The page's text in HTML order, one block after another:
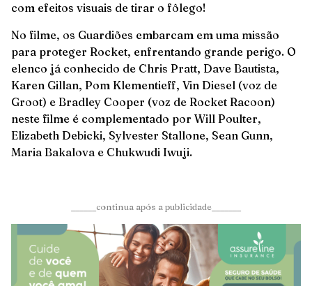
com efeitos visuais de tirar o fôlego!
No filme, os Guardiões embarcam em uma missão
para proteger Rocket, enfrentando grande perigo. O
elenco já conhecido de Chris Pratt, Dave Bautista,
Karen Gillan, Pom Klementieff, Vin Diesel (voz de
Groot) e Bradley Cooper (voz de Rocket Racoon)
neste filme é complementado por Will Poulter,
Elizabeth Debicki, Sylvester Stallone, Sean Gunn,
Maria Bakalova e Chukwudi Iwuji.
______continua após a publicidade_______